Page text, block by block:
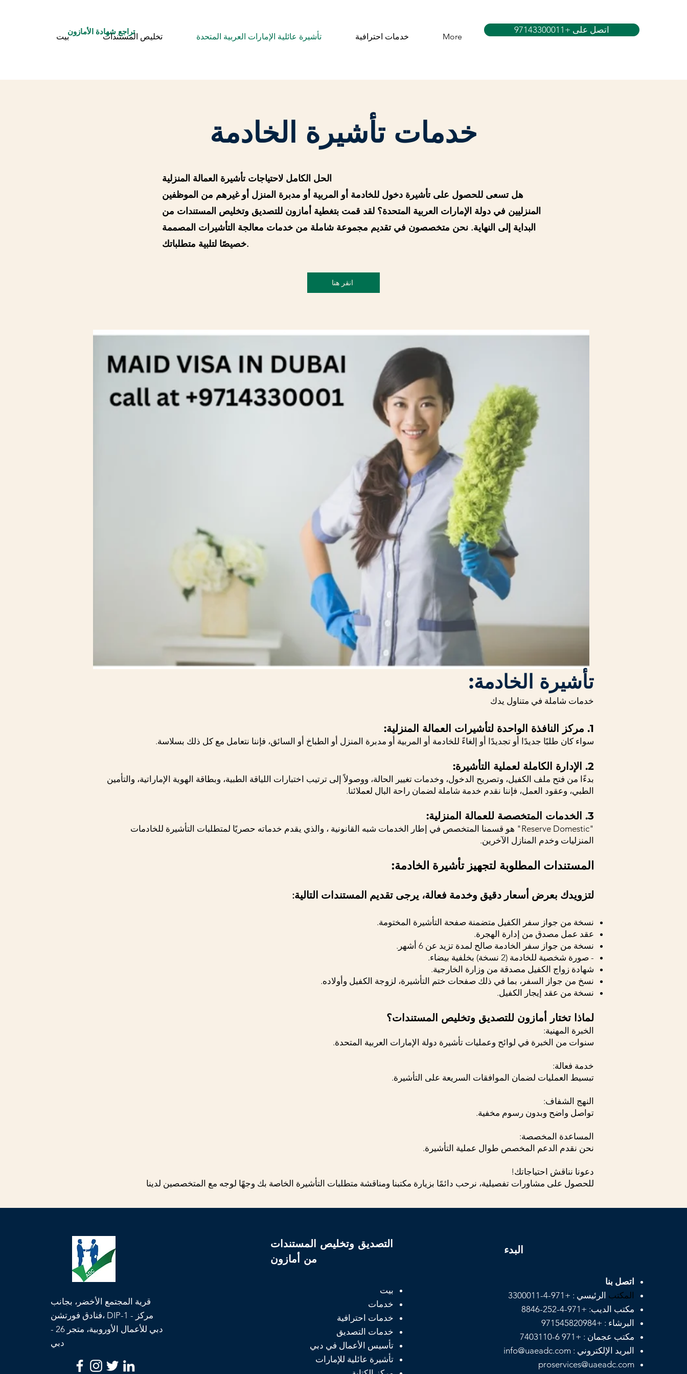
تراجع شهادة الأمازون
بيت تخليص المستندات تأشيرة عائلية الإمارات العربية المتحدة خدمات احترافية More
اتصل على +97143300011
خدمات تأشيرة الخادمة
الحل الكامل لاحتياجات تأشيرة العمالة المنزلية
هل تسعى للحصول على تأشيرة دخول للخادمة أو المربية أو مدبرة المنزل أو غيرهم من الموظفين
المنزليين في دولة الإمارات العربية المتحدة؟ لقد قمت بتغطية أمازون للتصديق وتخليص المستندات من
البداية إلى النهاية. نحن متخصصون في تقديم مجموعة شاملة من خدمات معالجة التأشيرات المصممة
خصيصًا لتلبية متطلباتك.
انقر هنا
تأشيرة الخادمة:
خدمات شاملة في متناول يدك
1. مركز النافذة الواحدة لتأشيرات العمالة المنزلية:
سواء كان طلبًا جديدًا أو تجديدًا أو إلغاءً للخادمة أو المربية أو مدبرة المنزل أو الطباخ أو السائق، فإننا نتعامل مع كل ذلك بسلاسة.
2. الإدارة الكاملة لعملية التأشيرة:
بدءًا من فتح ملف الكفيل، وتصريح الدخول، وخدمات تغيير الحالة، ووصولاً إلى ترتيب اختبارات اللياقة الطبية، وبطاقة الهوية الإماراتية، والتأمين
الطبي، وعقود العمل، فإننا نقدم خدمة شاملة لضمان راحة البال لعملائنا.
3. الخدمات المتخصصة للعمالة المنزلية:
"Reserve Domestic" هو قسمنا المتخصص في إطار الخدمات شبه القانونية
، والذي يقدم خدماته حصريًا لمتطلبات التأشيرة للخادمات
المنزليات وخدم المنازل الآخرين.
المستندات المطلوبة لتجهيز تأشيرة الخادمة:
لتزويدك بعرض أسعار دقيق وخدمة فعالة، يرجى تقديم المستندات التالية:
نسخة من جواز سفر الكفيل متضمنة صفحة التأشيرة المختومة.
عقد عمل مصدق من إدارة الهجرة.
نسخة من جواز سفر الخادمة صالح لمدة تزيد عن 6 أشهر.
- صورة شخصية للخادمة (2 نسخة) بخلفية بيضاء.
شهادة زواج الكفيل مصدقة من وزارة الخارجية.
نسخ من جواز السفر، بما في ذلك صفحات ختم التأشيرة، لزوجة الكفيل وأولاده.
نسخة من عقد إيجار الكفيل.
لماذا تختار أمازون للتصديق وتخليص المستندات؟
الخبرة المهنية:
سنوات من الخبرة في لوائح وعمليات تأشيرة دولة الإمارات العربية المتحدة.
خدمة فعالة:
تبسيط العمليات لضمان الموافقات السريعة على التأشيرة.
النهج الشفاف:
تواصل واضح وبدون رسوم مخفية.
المساعدة المخصصة:
نحن نقدم الدعم المخصص طوال عملية التأشيرة.
دعونا نناقش احتياجاتك!
للحصول على مشاورات تفصيلية، نرحب دائمًا بزيارة مكتبنا ومناقشة متطلبات التأشيرة الخاصة بك وجهًا لوجه مع المتخصصين لدينا
قرية المجتمع الأخضر، بجانب
فنادق فورتشن، DIP-1 - مركز
دبي للأعمال الأوروبية، متجر 26 -
دبي
التصديق وتخليص المستندات
من أمازون
بيت
خدمات
خدمات احترافية
خدمات التصديق
تأسيس الأعمال في دبي
تأشيرة عائلية للإمارات
البدء
اتصل بنا
المكتب الرئيسي :
+971-4-3300011
مكتب الديب: +971-4-252-8846
البرشاء : +971545820984
مكتب عجمان : +971 6-7403110
البريد الإلكتروني : info@uaeadc.com
proservices@uaeadc.com